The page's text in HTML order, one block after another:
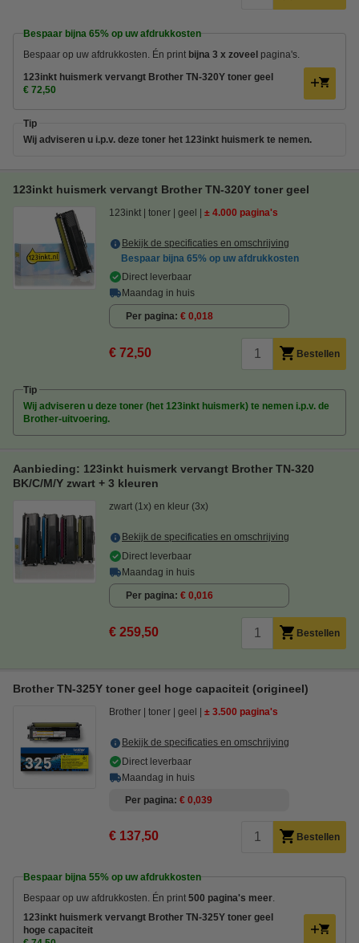
Bespaar bijna 65% op uw afdrukkosten
Bespaar op uw afdrukkosten. Én print bijna 3 x zoveel pagina's.
123inkt huismerk vervangt Brother TN-320Y toner geel
€ 72,50
Tip
Wij adviseren u i.p.v. deze toner het 123inkt huismerk te nemen.
123inkt huismerk vervangt Brother TN-320Y toner geel
123inkt toner geel ± 4.000 pagina's
Bekijk de specificaties en omschrijving
Bespaar bijna 65% op uw afdrukkosten
Direct leverbaar
Maandag in huis
Per pagina € 0,018
€ 72,50 Bestellen
Tip
Wij adviseren u deze toner (het 123inkt huismerk) te nemen i.p.v. de
Brother-uitvoering.
Aanbieding: 123inkt huismerk vervangt Brother TN-320
BK/C/M/Y zwart + 3 kleuren
zwart (1x) en kleur (3x)
Bekijk de specificaties en omschrijving
Direct leverbaar
Maandag in huis
Per pagina € 0,016
€ 259,50 Bestellen
Brother TN-325Y toner geel hoge capaciteit (origineel)
Brother toner geel ± 3.500 pagina's
Bekijk de specificaties en omschrijving
Direct leverbaar
Maandag in huis
Per pagina € 0,039
€ 137,50 Bestellen
Bespaar bijna 55% op uw afdrukkosten
Bespaar op uw afdrukkosten. Én print 500 pagina's meer.
123inkt huismerk vervangt Brother TN-325Y toner geel
hoge capaciteit